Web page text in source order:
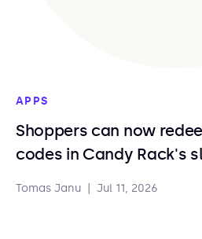
APPS
Shoppers can now
codes in Candy Rack's
Tomas Janu Jul 11, 2026